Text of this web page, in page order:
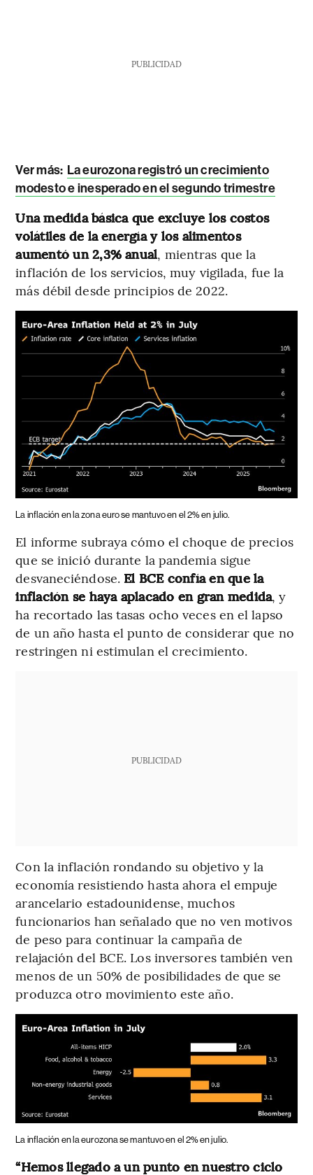
PUBLICIDAD
Ver más: La eurozona registró un crecimiento
modesto e inesperado en el segundo trimestre
Una medida básica que excluye los costos
volátiles de la energía y los alimentos
aumentó un 2,3% anual, mientras que la
inflación de los servicios, muy vigilada, fue la
más débil desde principios de 2022.
La inflación en la zona euro se mantuvo en el 2% en julio.
El informe subraya cómo el choque de precios
que se inició durante la pandemia sigue
desvaneciéndose. El BCE confía en que la
inflación se haya aplacado en gran medida, y
ha recortado las tasas ocho veces en el lapso
de un año hasta el punto de considerar que no
restringen ni estimulan el crecimiento.
PUBLICIDAD
Con la inflación rondando su objetivo y la
economía resistiendo hasta ahora el empuje
arancelario estadounidense, muchos
funcionarios han señalado que no ven motivos
de peso para continuar la campaña de
relajación del BCE. Los inversores también ven
menos de un 50% de posibilidades de que se
produzca otro movimiento este año.
La inflación en la eurozona se mantuvo en el 2% en julio.
“Hemos llegado a un punto en nuestro ciclo